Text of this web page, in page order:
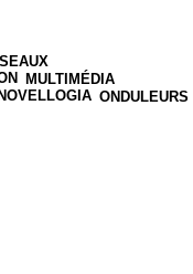
MULTIMÉDIA
ONDULEURS